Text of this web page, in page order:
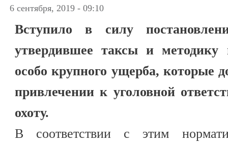
6 сентября, 2019 - 09:10
Вступило в силу
утвердившее таксы и методику
особо крупного ущерба, которые
привлечении к уголовной
охоту.
В соответствии с этим